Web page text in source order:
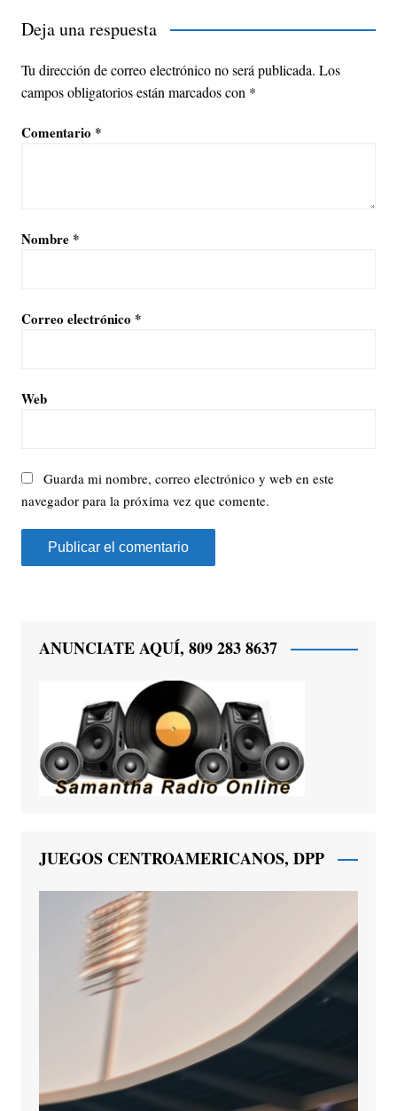
Deja una respuesta
Tu dirección de correo electrónico no será publicada. Los
campos obligatorios están marcados con *
Comentario *
Nombre *
Correo electrónico *
Web
Guarda mi nombre, correo electrónico y web en este
navegador para la próxima vez que comente.
ANUNCIATE AQUÍ, 809 283 8637
JUEGOS CENTROAMERICANOS, DPP
Reproductor